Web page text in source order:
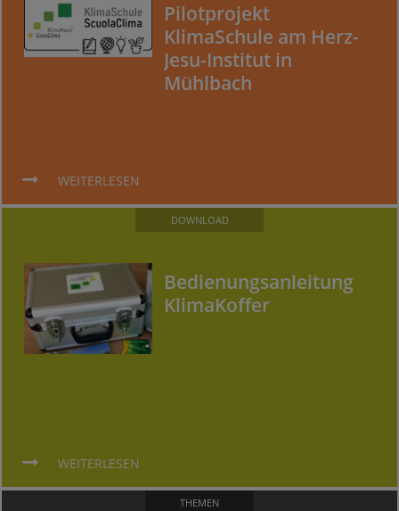
Pilotprojekt
KlimaSchule am Herz-
Jesu-Institut in
Mühlbach
WEITERLESEN
DOWNLOAD
Bedienungsanleitung
KlimaKoffer
WEITERLESEN
THEMEN